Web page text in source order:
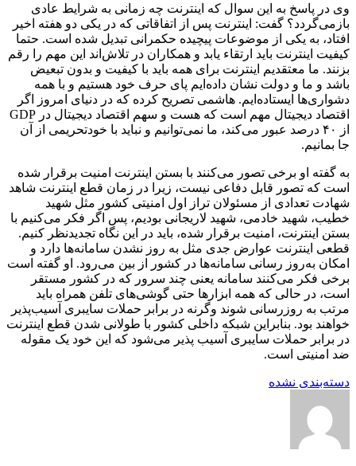
وی در پاسخ به این سوال که اینترنت چه زمانی به شرایط عادی
بازمی‌گردد؟ گفت: اینترنت پس از اتفاقاتی که در یکی دو هفته اخیر
افتاد، به یکی از موضوعات پیچیده حکمرانی تبدیل شده است. حتما
کیفیت اینترنت باید ارتقاء یابد و همکاران در تلاش‌اند این مهم را رقم
بزنند. ما معتقدیم اینترنت برای همه باید با کیفیت و بدون تبعیض
باشد و ما و دولت نشان داده‌ایم پای حرف خود هستیم و با همه
دشواری‌ها ایستاده‌ایم. هاشمی تصریح کرده که در دنیای امروز اگر
اقتصاد دیجیتال مهم است که هست و سهم اقتصاد دیجیتال در GDP
از ۴۰ درصد عبور می‌کند، ما نمی‌توانیم و نباید با خودتحریمی از آن
جا بمانیم.
به گفته او برخی تصور می‌کنند با بستن اینترنت امنیت برقرار شده
است که تصور قابل دفاعی نیست، زیرا در زمان قطع اینترنت شاهد
شهادت تعدادی از مسئولان تراز اول امنیتی کشور مثل شهید
خطیب، شهید خادمی، شهید لاریجانی بودیم، پس اگر فکر می‌کنیم با
بستن اینترنت، امنیت برقرار شده، باید در این نگاه تجدیدنظر کنیم.
قطعی اینترنت عوارض جدی مثل به روز نشدن سامانه‌ها دارد و
امکان به‌روز رسانی سامانه‌ها در کشور از بین می‌رود. او گفته است
برخی فکر می‌کنند سامانه یعنی چند سرور که در کشور مستقر
است، در حالی که همه ابزارها حتی گوشی‌های تلفن همراه باید
مرتب به روزرسانی شوند وگرنه در برابر حملات سایبری آسیب‌پذیر
خواهند بود. بنابراین شبکه داخلی کشور با طولانی شدن قطع اینترنت
در برابر حملات سایبری آسیب پذیر می‌شود که این خود یک مقوله
ضد امنیتی است.
دسته‌بندی نشده